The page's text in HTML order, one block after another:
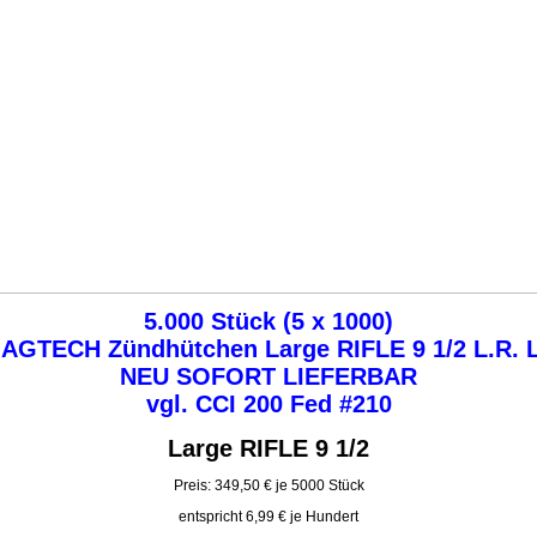
5.000 Stück (5 x 1000)
Zündhütchen Large RIFLE 9 1/2 L.R.
NEU SOFORT LIEFERBAR
vgl. CCI 200 Fed #210
Large RIFLE 9 1/2
Preis: 349,50 € je 5000 Stück
entspricht 6,99 € je Hundert